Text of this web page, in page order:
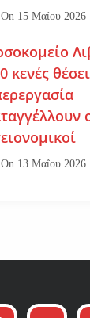
On 15 Μαΐου 2026
κενές
On 13 Μαΐου 2026